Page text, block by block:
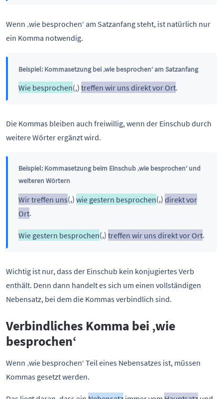
Wenn ‚wie besprochen‘ am Satzanfang steht, ist natürlich nur
ein Komma notwendig.
Beispiel: Kommasetzung bei ‚wie besprochen‘ am Satzanfang
Wie besprochen(,) treffen wir uns direkt vor Ort.
Die Kommas bleiben auch freiwillig, wenn der Einschub durch
weitere Wörter ergänzt wird.
Beispiel: Kommasetzung beim Einschub ‚wie besprochen‘ und
weiteren Wörtern
Wir treffen uns(,) wie gestern besprochen(,) direkt vor
Ort.
Wie gestern besprochen(,) treffen wir uns direkt vor Ort.
Wichtig ist nur, dass der Einschub kein konjugiertes Verb
enthält. Denn dann handelt es sich um einen vollständigen
Nebensatz, bei dem die Kommas verbindlich sind.
Verbindliches Komma bei ‚wie
besprochen‘
Wenn ‚wie besprochen‘ Teil eines Nebensatzes ist, müssen
Kommas gesetzt werden.